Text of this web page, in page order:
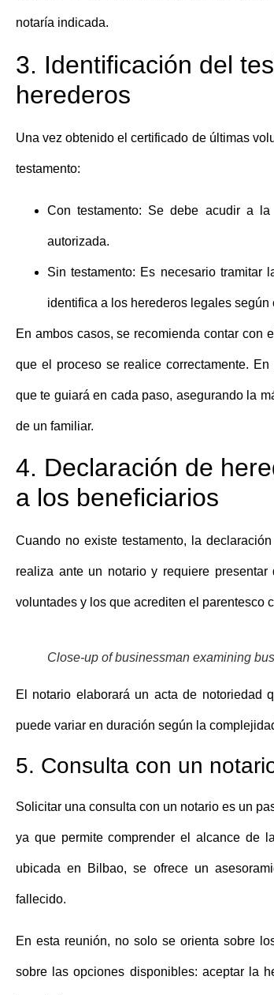
notaría indicada.
3. Identificación del
herederos
Una vez obtenido el certificado de últimas
testamento:
Con testamento: Se debe acudir a la
autorizada.
Sin testamento: Es necesario tramitar
identifica a los herederos legales
En ambos casos, se recomienda contar con
que el proceso se realice correctamente. En
que te guiará en cada paso, asegurando la
de un familiar.
4. Declaración de
a los beneficiarios
Cuando no existe testamento, la
realiza ante un notario y requiere
voluntades y los que acrediten el parentesco
Close-up of businessman examining
El notario elaborará un acta de notoriedad
puede variar en duración según la
5. Consulta con un
Solicitar una consulta con un notario es un
ya que permite comprender el alcance de
ubicada en Bilbao, se ofrece un
fallecido.
En esta reunión, no solo se orienta sobre
sobre las opciones disponibles: aceptar la